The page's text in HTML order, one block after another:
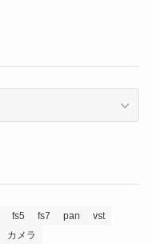
fs5 fs7 pan
vst
カメラ